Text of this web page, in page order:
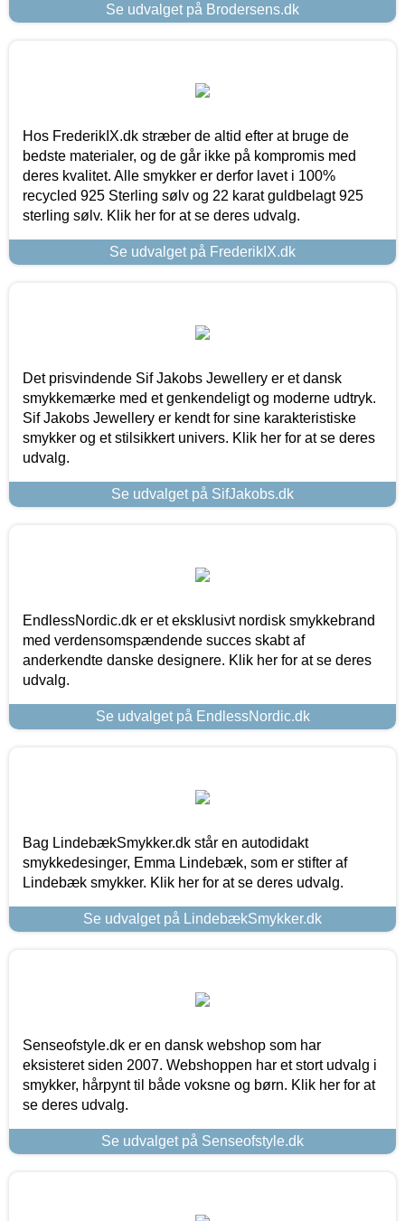
Se udvalget på Brodersens.dk
Hos FrederikIX.dk stræber de altid efter at bruge de
bedste materialer, og de går ikke på kompromis med
deres kvalitet. Alle smykker er derfor lavet i 100%
recycled 925 Sterling sølv og 22 karat guldbelagt 925
sterling sølv. Klik her for at se deres udvalg.
Se udvalget på FrederikIX.dk
Det prisvindende Sif Jakobs Jewellery er et dansk
smykkemærke med et genkendeligt og moderne udtryk.
Sif Jakobs Jewellery er kendt for sine karakteristiske
smykker og et stilsikkert univers. Klik her for at se deres
udvalg.
Se udvalget på SifJakobs.dk
EndlessNordic.dk er et eksklusivt nordisk smykkebrand
med verdensomspændende succes skabt af
anderkendte danske designere. Klik her for at se deres
udvalg.
Se udvalget på EndlessNordic.dk
Bag LindebækSmykker.dk står en autodidakt
smykkedesinger, Emma Lindebæk, som er stifter af
Lindebæk smykker. Klik her for at se deres udvalg.
Se udvalget på LindebækSmykker.dk
Senseofstyle.dk er en dansk webshop som har
eksisteret siden 2007. Webshoppen har et stort udvalg i
smykker, hårpynt til både voksne og børn. Klik her for at
se deres udvalg.
Se udvalget på Senseofstyle.dk